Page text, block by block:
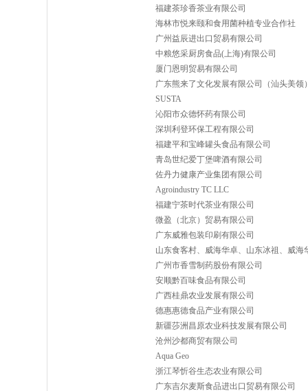
福建茶珍香茶业有限公司
海林市悦来颐和食用菌种植专业合作社
广州益辰进出口贸易有限公司
中粮悠采厨房食品(上海)有限公司
厦门恩明贸易有限公司
广东熊来了文化发展有限公司（汕头美领
SUSTA
沁阳市众德怀药有限公司
深圳利登环保工程有限公司
福建平和宝峰罐头食品有限公司
青岛世纪爱丁堡啤酒有限公司
佐丹力健康产业集团有限公司
Agroindustry TC LLC
福建宁茶时代茶业有限公司
微盈（北京）贸易有限公司
广东威雅包装印刷有限公司
山东食客村、威海华卓、山东冰祖、威海
广州市香雪制药股份有限公司
安顺黔百味食品有限公司
广西桂鼎农业发展有限公司
德惠惠德食品产业有限公司
新疆莎洲昌原农业科技发展有限公司
沧州沙都商贸有限公司
Aqua Geo
浙江琴忻谷生态农业有限公司
广东吉尔麦斯食品进出口贸易有限公司